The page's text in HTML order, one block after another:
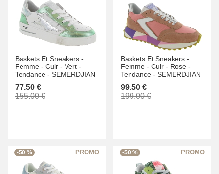
Baskets Et Sneakers -
Femme - Cuir - Vert -
Tendance - SEMERDJIAN
77.50 €
155.00 €
Baskets Et Sneakers -
Femme - Cuir - Rose -
Tendance - SEMERDJIAN
99.50 €
199.00 €
-50 % -50 %